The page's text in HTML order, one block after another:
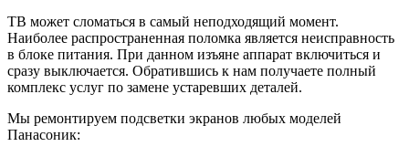
ТВ может сломаться в самый неподходящий момент.
Наиболее распространенная поломка является неисправность
в блоке питания. При данном изъяне аппарат включиться и
сразу выключается. Обратившись к нам получаете полный
комплекс услуг по замене устаревших деталей.
Мы ремонтируем подсветки экранов любых моделей
Панасоник: